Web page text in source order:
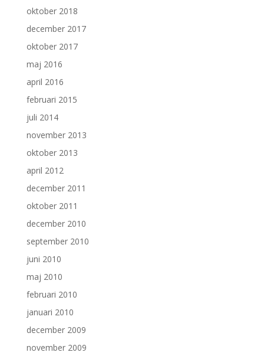
oktober 2018
december 2017
oktober 2017
maj 2016
april 2016
februari 2015
juli 2014
november 2013
oktober 2013
april 2012
december 2011
oktober 2011
december 2010
september 2010
juni 2010
maj 2010
februari 2010
januari 2010
december 2009
november 2009